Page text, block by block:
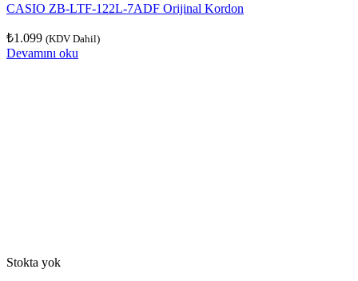
CASIO ZB-LTF-122L-7ADF Orijinal Kordon
₺1.099 (KDV Dahil)
Devamını oku
Stokta yok